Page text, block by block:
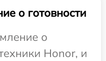
о готовности
о
Honor, и